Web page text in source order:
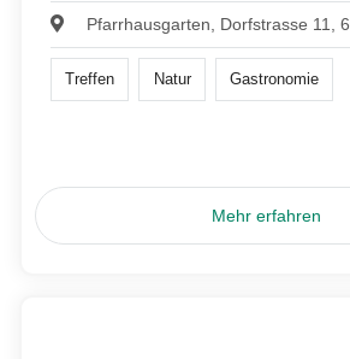
Pfarrhausgarten, Dorfstrasse 11,
Treffen Natur Gastronomie
Mehr erfahren